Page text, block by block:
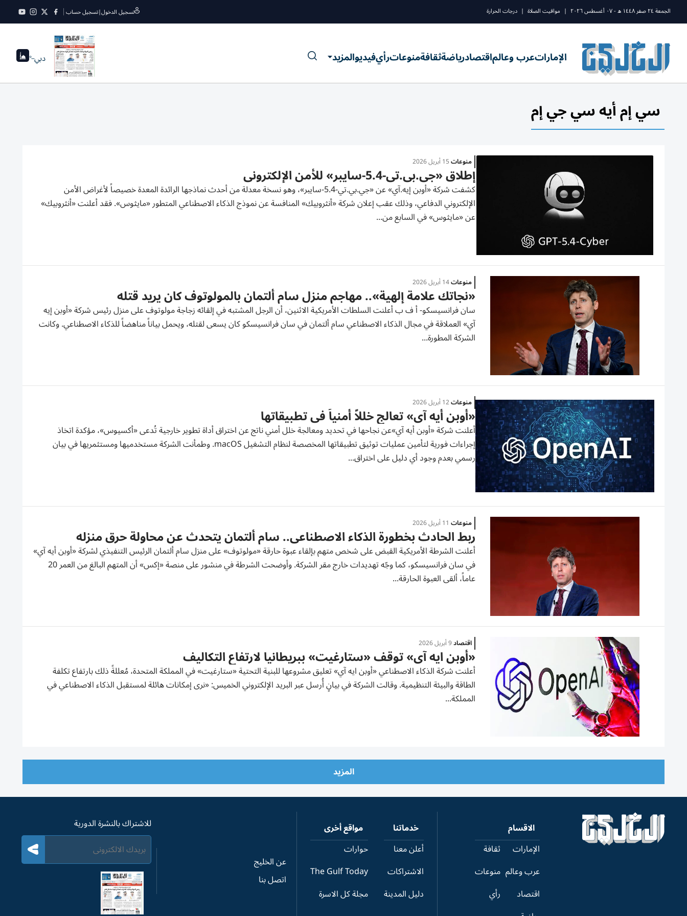
الجمعة ٢٤ صفر ١٤٤٨ ه - ٠٧ أغسطس ٢٠٢٦ | مواقيت الصلاة | درجات الحرارة تسجيل الدخول|تسجيل حساب
الإماراتعرب وعالماقتصادرياضةثقافةمنوعاترأيفيديوالمزيد دبي--°
سي إم أيه سي جي إم
منوعات15 أبريل 2026
إطلاق «جي.بي.تي-5.4-سايبر» للأمن الإلكتروني
كشفت شركة «أوبن إيه.آي» عن «جي.بي.تي-5.4-سايبر»، وهو نسخة معدلة من أحدث نماذجها الرائدة المعدة خصيصاً لأغراض الأمن
الإلكتروني ​الدفاعي، ⁠وذلك عقب إعلان شركة «أنثروبيك» المنافسة ‌عن نموذج الذكاء ‌الاصطناعي المتطور «مايثوس». فقد أعلنت «أنثروبيك»
عن «مايثوس» في السابع من...
منوعات14 أبريل 2026
«نجاتك علامة إلهية».. مهاجم منزل سام ألتمان بالمولوتوف كان يريد قتله
سان فرانسيسكو- أ ف ب أعلنت السلطات الأمريكية الاثنين، أن الرجل المشتبه في إلقائه زجاجة مولوتوف على منزل رئيس شركة «أوبن إيه
آي» العملاقة في مجال الذكاء الاصطناعي سام ألتمان في سان فرانسيسكو كان يسعى لقتله، ويحمل بياناً مناهضاً للذكاء الاصطناعي. وكانت
الشركة المطورة...
منوعات12 أبريل 2026
«أوبن أيه آي» تعالج خللاً أمنياً في تطبيقاتها
أعلنت شركة «أوبن أيه آي»عن نجاحها في تحديد ومعالجة خلل أمني ناتج عن اختراق أداة تطوير خارجية تُدعى «أكسيوس»، مؤكدة اتخاذ
إجراءات فورية لتأمين عمليات توثيق تطبيقاتها المخصصة لنظام التشغيل macOS. وطمأنت الشركة مستخدميها ومستثمريها في بيان
رسمي بعدم وجود أي دليل على اختراق...
منوعات 11 أبريل 2026
ربط الحادث بخطورة الذكاء الاصطناعي.. سام ألتمان يتحدث عن محاولة حرق منزله
أعلنت الشرطة الأمريكية القبض على شخص متهم بإلقاء عبوة حارقة «مولوتوف» على منزل سام ألتمان الرئيس التنفيذي لشركة «أوبن أيه آي»
في سان فرانسيسكو، كما وجّه تهديدات خارج مقر الشركة. وأوضحت الشرطة في منشور على منصة «إكس» أن المتهم البالغ من العمر 20
عاماً، ألقى العبوة الحارقة...
اقتصاد9 أبريل 2026
«أوبن ايه آي» توقف «ستارغيت» ببريطانيا لارتفاع التكاليف
أعلنت شركة الذكاء الاصطناعي «أوبن ايه آي» تعليق مشروعها للبنية التحتية «ستارغيت» في المملكة المتحدة، مُعللةً ذلك بارتفاع تكلفة
الطاقة والبيئة التنظيمية. وقالت الشركة في بيانٍ أُرسل عبر البريد الإلكتروني الخميس: «نرى إمكانات هائلة لمستقبل الذكاء الاصطناعي في
المملكة...
المزيد
الاقسام
الإمارات
عرب وعالم
اقتصاد
ثقافة
منوعات
رأي
خدماتنا
أعلن معنا
الاشتراكات
دليل المدينة
مواقع أخرى
حوارات
The Gulf Today
مجلة كل الاسرة
عن الخليج
اتصل بنا
للاشتراك بالنشرة الدورية